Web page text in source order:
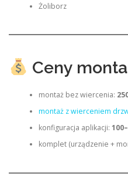
Żoliborz
Ceny
montaż bez wiercenia:
montaż z wierceniem
konfiguracja aplikacji:
komplet (urządzenie +